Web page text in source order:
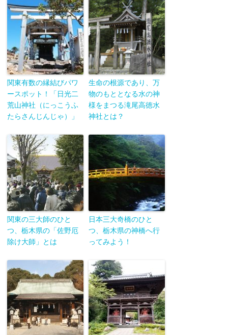
関東有数の縁結びパワ
ースポット！「日光二
荒山神社（にっこうふ
たらさんじんじゃ）」
生命の根源であり、万
物のもととなる水の神
様をまつる滝尾高徳水
神社とは？
関東の三大師のひと
つ、栃木県の「佐野厄
除け大師」とは
日本三大奇橋のひと
つ、栃木県の神橋へ行
ってみよう！